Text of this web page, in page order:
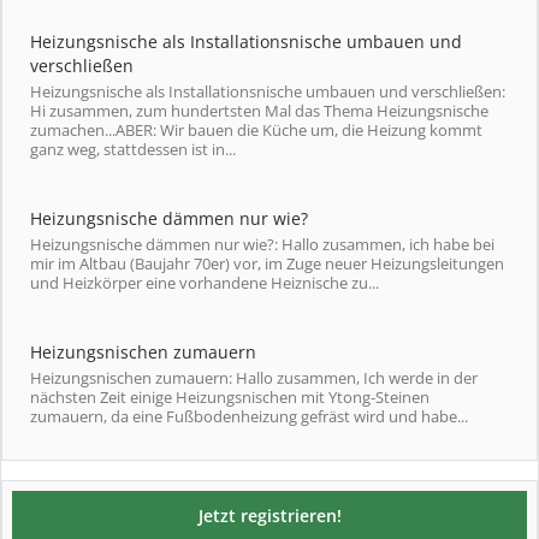
Heizungsnische als Installationsnische umbauen und
verschließen
Heizungsnische als Installationsnische umbauen und verschließen:
Hi zusammen, zum hundertsten Mal das Thema Heizungsnische
zumachen...ABER: Wir bauen die Küche um, die Heizung kommt
ganz weg, stattdessen ist in...
Heizungsnische dämmen nur wie?
Heizungsnische dämmen nur wie?: Hallo zusammen, ich habe bei
mir im Altbau (Baujahr 70er) vor, im Zuge neuer Heizungsleitungen
und Heizkörper eine vorhandene Heiznische zu...
Heizungsnischen zumauern
Heizungsnischen zumauern: Hallo zusammen, Ich werde in der
nächsten Zeit einige Heizungsnischen mit Ytong-Steinen
zumauern, da eine Fußbodenheizung gefräst wird und habe...
Jetzt registrieren!